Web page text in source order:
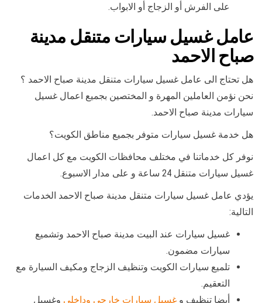
على الفرش أو الزجاج أو الابواب.
عامل غسيل سيارات متنقل مدينة
صباح الاحمد
هل تحتاج الى عامل غسيل سيارات متنقل مدينة صباح الاحمد ؟
نحن نؤمن العاملين المهرة و المختصين بجميع اعمال غسيل
سيارات مدينة صباح الاحمد.
هل خدمة غسيل سيارات متوفر بجميع مناطق الكويت؟
نوفر كل خدماتنا في مختلف محافظات الكويت مع كل اعمال
غسيل سيارات متنقل 24 ساعة و على مدار الاسبوع.
يؤدي عامل غسيل سيارات متنقل مدينة صباح الاحمد الخدمات
التالية:
غسيل سيارات عند البيت مدينة صباح الاحمد وتشميع
سيارات مضمون.
تلميع سيارات الكويت وتنظيف الزجاج ومكيف السيارة مع
التعقيم.
أيضا تنظيف و غسيل سيارات خارجي وداخلي وغسيل